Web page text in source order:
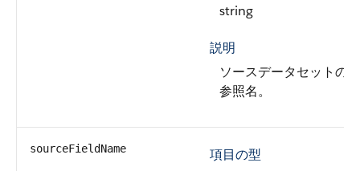
string
説明
ソースデータセットの
参照名。
sourceFieldName
項目の型